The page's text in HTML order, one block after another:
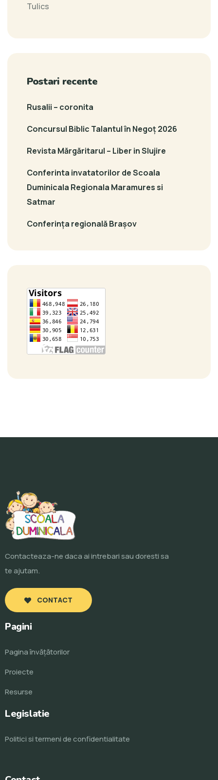
Tulics
Postari recente
Rusalii – coronita
Concursul Biblic Talantul în Negoț 2026
Revista Mărgăritarul – Liber in Slujire
Conferinta invatatorilor de Scoala
Duminicala Regionala Maramures si
Satmar
Conferința regională Brașov
Contacteaza-ne daca ai intrebari sau doresti sa
te ajutam.
CONTACT
Pagini
Pagina învăţătorilor
Proiecte
Resurse
Legislatie
Politici si termeni de confidentialitate